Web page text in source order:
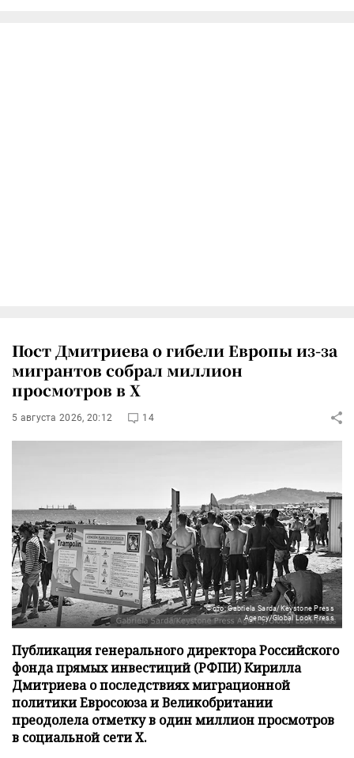
Пост Дмитриева о гибели Европы из-за
мигрантов собрал миллион
просмотров в X
5 августа 2026, 20:12 14
Фото: Gabriela Sarda/Keystone Press
Agency/Global Look Press
Публикация генерального директора Российского
фонда прямых инвестиций (РФПИ) Кирилла
Дмитриева о последствиях миграционной
политики Евросоюза и Великобритании
преодолела отметку в один миллион просмотров
в социальной сети X.